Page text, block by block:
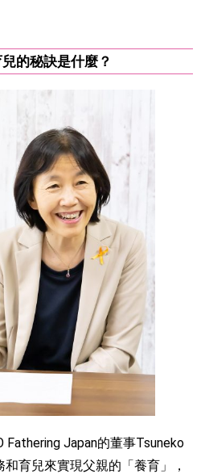
的秘訣是什麼？
Fathering Japan的董事Tsuneko
育兒來實現父親的「養育」，